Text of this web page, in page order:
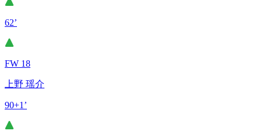
62’
FW 18
上野 瑶介
90+1’